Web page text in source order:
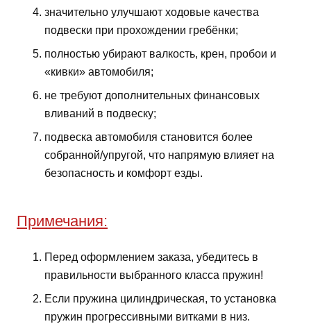
значительно улучшают ходовые качества
подвески при прохождении гребёнки;
полностью убирают валкость, крен, пробои и
«кивки» автомобиля;
не требуют дополнительных финансовых
вливаний в подвеску;
подвеска автомобиля становится более
собранной/упругой, что напрямую влияет на
безопасность и комфорт езды.
Примечания:
Перед оформлением заказа, убедитесь в
правильности выбранного класса пружин!
Если пружина цилиндрическая, то установка
пружин прогрессивными витками в низ.